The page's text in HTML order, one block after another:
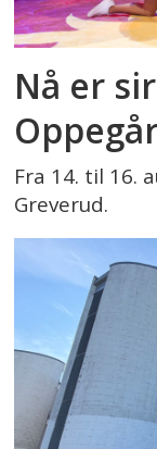
Nå er
Fra 14. til 16.
Greverud.